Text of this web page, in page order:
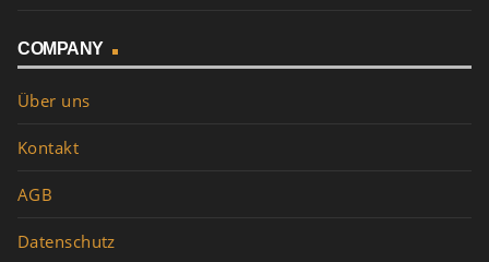
COMPANY
Über uns
Kontakt
AGB
Datenschutz